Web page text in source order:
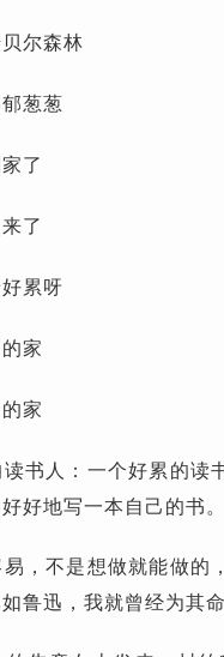
尔森林
葱葱
了
了
累呀
家
家
书人：一个好累的读
好地写一本自己的书。
，不是想做就能做的
鲁迅，我就曾经为其